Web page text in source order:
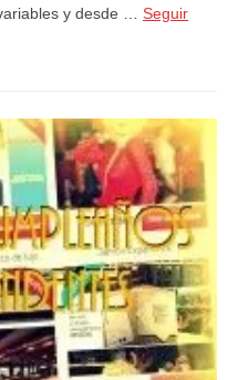
y desde … Seguir